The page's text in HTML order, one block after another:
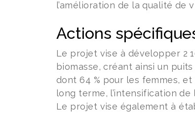
l’amélioration de la qualité de
Actions
Le projet vise à développer 2
biomasse, créant ainsi un
dont 64 % pour les femmes,
long terme, l’intensification de
Le projet vise également à